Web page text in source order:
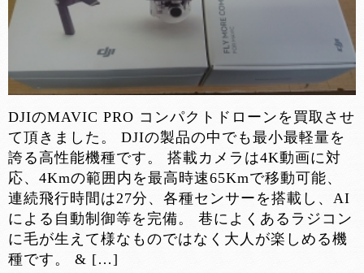
DJIのMAVIC PRO コンパクトドローンを買取させ
て頂きました。 DJIの製品の中でも最小最軽量を
誇る高性能機種です。 搭載カメラは4K動画に対
応、4Kmの範囲内を最高時速65Kmで移動可能、
連続飛行時間は27分、各種センサーを搭載し、AI
による自動制御等を完備。 巷によくあるラジコン
に毛が生えて様なものではなく大人が楽しめる機
種です。 & […]